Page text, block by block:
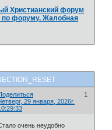
Христианский форум
форуму. Жалобная
1
29 января, 2026г.
очень неудобно